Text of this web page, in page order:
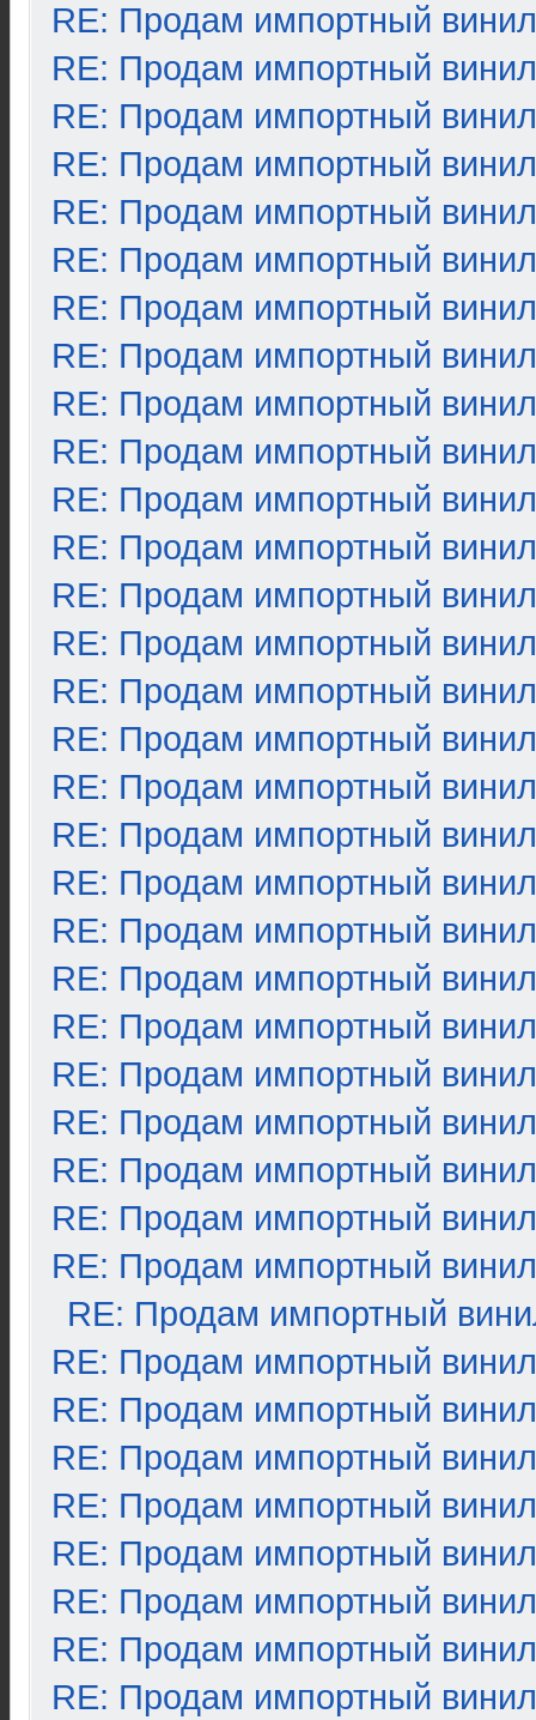
RE: Продам импортный винил
RE: Продам импортный винил
RE: Продам импортный винил
RE: Продам импортный винил
RE: Продам импортный винил
RE: Продам импортный винил
RE: Продам импортный винил
RE: Продам импортный винил
RE: Продам импортный винил
RE: Продам импортный винил
RE: Продам импортный винил
RE: Продам импортный винил
RE: Продам импортный винил
RE: Продам импортный винил
RE: Продам импортный винил
RE: Продам импортный винил
RE: Продам импортный винил
RE: Продам импортный винил
RE: Продам импортный винил
RE: Продам импортный винил
RE: Продам импортный винил
RE: Продам импортный винил
RE: Продам импортный винил
RE: Продам импортный винил
RE: Продам импортный винил
RE: Продам импортный винил
RE: Продам импортный винил
RE: Продам импортный
RE: Продам импортный винил
RE: Продам импортный винил
RE: Продам импортный винил
RE: Продам импортный винил
RE: Продам импортный винил
RE: Продам импортный винил
RE: Продам импортный винил
RE: Продам импортный винил